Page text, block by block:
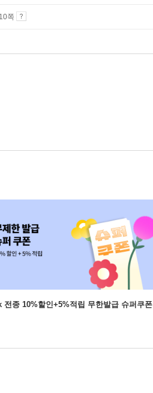
쪽
전종 10%할인+5%적립 무한발급 슈퍼쿠폰